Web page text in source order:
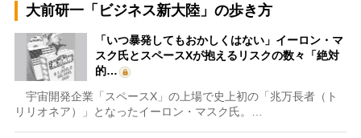
大前研一「ビジネス新大陸」の歩き方
「いつ暴発してもおかしくはない」イーロン・マ
スク氏とスペースXが抱えるリスクの数々「絶対
的…
宇宙開発企業「スペースX」の上場で史上初の「兆万長者（ト
リリオネア）」となったイーロン・マスク氏。…